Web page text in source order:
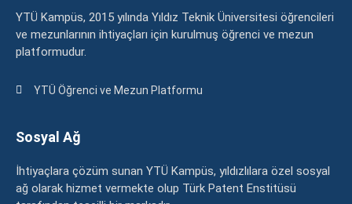
YTÜ Kampüs, 2015 yılında Yıldız Teknik Üniversitesi öğrencileri
ve mezunlarının ihtiyaçları için kurulmuş öğrenci ve mezun
platformudur.
YTÜ Öğrenci ve Mezun Platformu
Sosyal Ağ
İhtiyaçlara çözüm sunan YTÜ Kampüs, yıldızlılara özel sosyal
ağ olarak hizmet vermekte olup Türk Patent Enstitüsü